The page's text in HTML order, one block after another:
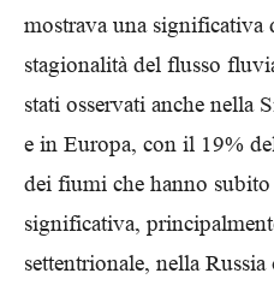
mostrava una significativa
stagionalità del flusso
stati osservati anche nella
e in Europa, con il 19%
dei fiumi che hanno
significativa,
settentrionale, nella